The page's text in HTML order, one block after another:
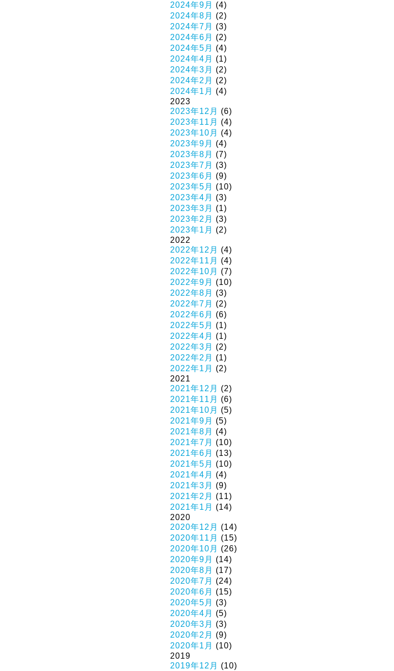
2024年9月
(4)
2024年8月
(2)
2024年7月
(3)
2024年6月
(2)
2024年5月
(4)
2024年4月
(1)
2024年3月
(2)
2024年2月
(2)
2024年1月
(4)
2023
2023年12月
(6)
2023年11月
(4)
2023年10月
(4)
2023年9月
(4)
2023年8月
(7)
2023年7月
(3)
2023年6月
(9)
2023年5月
(10)
2023年4月
(3)
2023年3月
(1)
2023年2月
(3)
2023年1月
(2)
2022
2022年12月
(4)
2022年11月
(4)
2022年10月
(7)
2022年9月
(10)
2022年8月
(3)
2022年7月
(2)
2022年6月
(6)
2022年5月
(1)
2022年4月
(1)
2022年3月
(2)
2022年2月
(1)
2022年1月
(2)
2021
2021年12月
(2)
2021年11月
(6)
2021年10月
(5)
2021年9月
(5)
2021年8月
(4)
2021年7月
(10)
2021年6月
(13)
2021年5月
(10)
2021年4月
(4)
2021年3月
(9)
2021年2月
(11)
2021年1月
(14)
2020
2020年12月
(14)
2020年11月
(15)
2020年10月
(26)
2020年9月
(14)
2020年8月
(17)
2020年7月
(24)
2020年6月
(15)
2020年5月
(3)
2020年4月
(5)
2020年3月
(3)
2020年2月
(9)
2020年1月
(10)
2019
2019年12月
(10)